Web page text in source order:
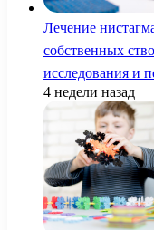
Лечение
собственных
исследования и
4 недели назад